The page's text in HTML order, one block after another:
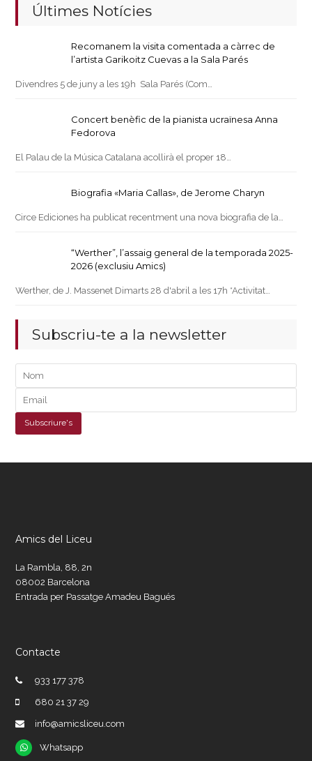
Últimes Notícies
Recomanem la visita comentada a càrrec de
l’artista Garikoitz Cuevas a la Sala Parés
Divendres 5 de juny a les 19h Sala Parés (Com…
Concert benèfic de la pianista ucraïnesa Anna
Fedorova
El Palau de la Música Catalana acollirà el proper 18…
Biografia «Maria Callas», de Jerome Charyn
Circe Ediciones ha publicat recentment una nova biografia de la…
“Werther”, l’assaig general de la temporada 2025-
2026 (exclusiu Amics)
Werther, de J. Massenet Dimarts 28 d'abril a les 17h *Activitat…
Subscriu-te a la newsletter
Amics del Liceu
La Rambla, 88, 2n
08002 Barcelona
Entrada per Passatge Amadeu Bagués
Contacte
933 177 378
680 21 37 29
info@amicsliceu.com
Whatsapp
Whatsapp